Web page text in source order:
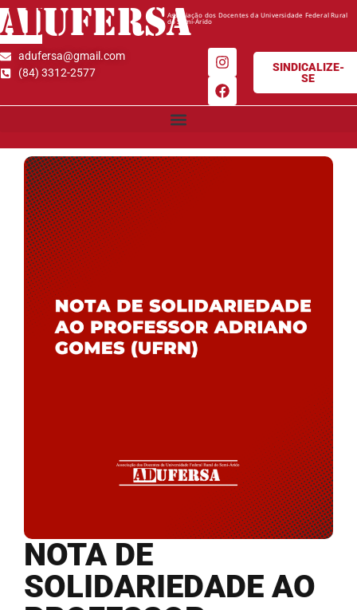
ADUFERSAAssociação dos Docentes da Universidade Federal Rural
do Semi-Árido
adufersa@gmail.com
(84) 3312-2577
SINDICALIZE-
SE
NOTA DE
SOLIDARIEDADE AO